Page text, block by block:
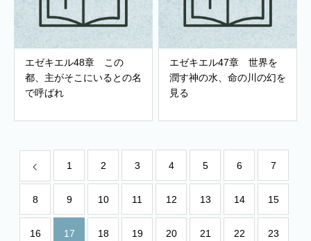
エゼキエル48章 この
都、主がそこにいるとの名
で呼ばれ
エゼキエル47章 世界を
潤す神の水、命の川の幻を
見る
1 2 3 4 5 6 7
8 9 10 11 12 13 14 15
16 17 18 19 20 21 22 23